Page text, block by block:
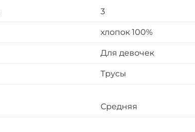
3
хлопок 100%
Для девочек
Трусы
Средняя